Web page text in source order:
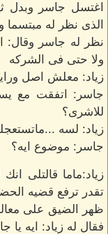
اغتسل جاسر وبدل
الذى نظر له مبتسما
نظر له جاسر وقال:
ولا حتى فى الشركه
زياد: معلش اصل
جاسر: اتفقت مع
للاشرى؟
زياد: لسه
جاسر: موضوع ايه؟
زياد:ماما قالتلى
تقدر ترفع قضيه
ظهر الضيق على
فقال له زياد: ايه